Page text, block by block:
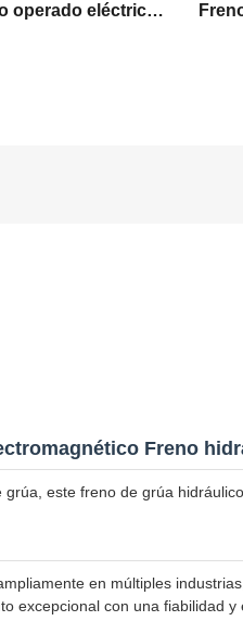
Freno hidráulico operado eléctricamente
Freno
este freno de grúa
en múltiples
excepcional con una fiabilidad y